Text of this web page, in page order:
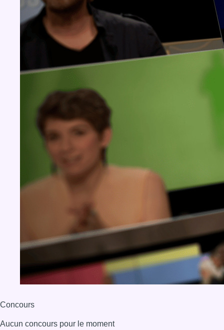
Concours
Aucun concours pour le moment